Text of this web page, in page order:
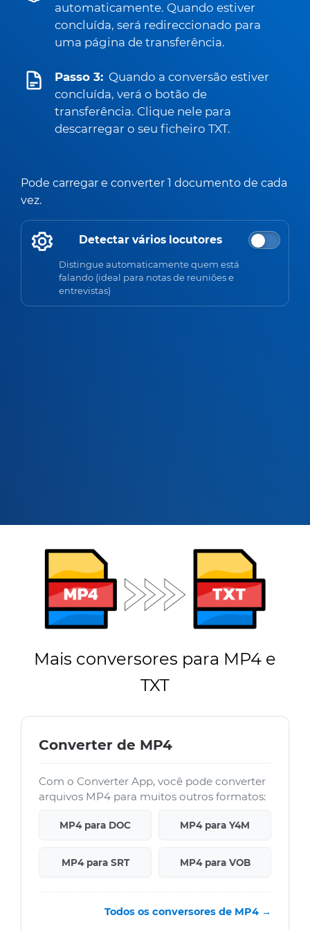
automaticamente. Quando estiver
concluída, será redireccionado para
uma página de transferência.
Passo 3: Quando a conversão estiver
concluída, verá o botão de
transferência. Clique nele para
descarregar o seu ficheiro TXT.
Pode carregar e converter 1 documento de cada
vez.
Detectar vários locutores
Distingue automaticamente quem está
falando (ideal para notas de reuniões e
entrevistas)
Mais conversores para MP4 e
TXT
Converter de MP4
Com o Converter App, você pode converter
arquivos MP4 para muitos outros formatos:
MP4 para DOC MP4 para Y4M
MP4 para SRT MP4 para VOB
Todos os conversores de MP4 →